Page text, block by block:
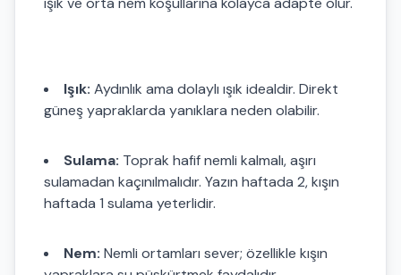
Işık: Aydınlık ama dolaylı ışık idealdir. Direkt
güneş yapraklarda yanıklara neden olabilir.
Sulama: Toprak hafif nemli kalmalı, aşırı
sulamadan kaçınılmalıdır. Yazın haftada 2, kışın
haftada 1 sulama yeterlidir.
Nem: Nemli ortamları sever; özellikle kışın